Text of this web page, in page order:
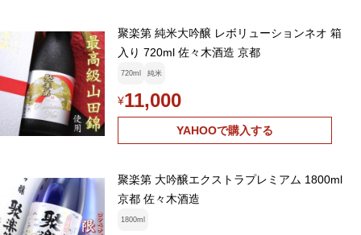
聚楽第 純米大吟醸 レボリューションネオ 箱
入り 720ml 佐々木酒造 京都
720ml 純米
¥11,000
YAHOOで購入する
聚楽第 大吟醸エクストラプレミアム 1800ml
京都 佐々木酒造
1800ml